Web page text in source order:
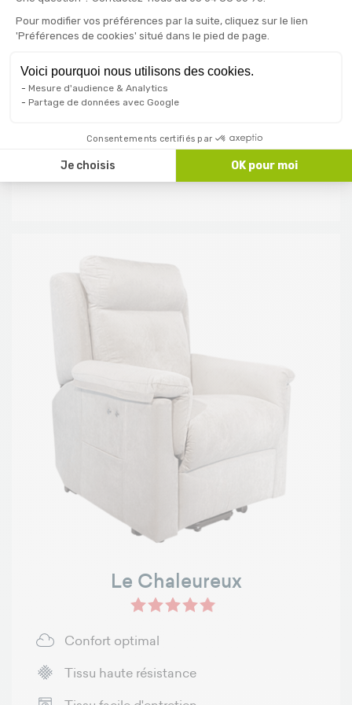
Commande Boutons
Prix normal
1 979,00 € Prix
1 829,00 €
Le Chaleureux
Confort optimal
Tissu haute résistance
Pour modifier vos préférences par la suite, cliquez sur le lien
'Préférences de cookies' situé dans le pied de page.
Voici pourquoi nous utilisons des cookies.
Mesure d'audience & Analytics
Partage de données avec Google
Consentements certifiés par
Je choisis OK pour moi